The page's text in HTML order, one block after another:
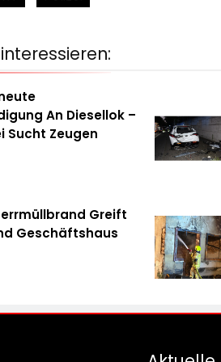
An Diesellok –
Sucht Zeugen
Greift
Geschäftshaus